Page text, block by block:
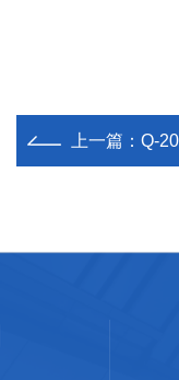
上一篇： Q-